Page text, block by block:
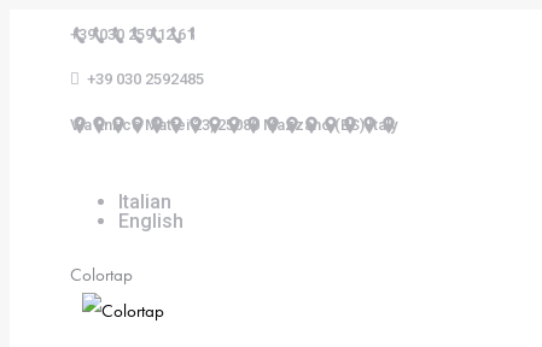
+39 030 259 12 61
+39 030 2592485
Via Enrico Mattei 23, 25080 Mazzano (BS) Italy
Italian
English
Colortap